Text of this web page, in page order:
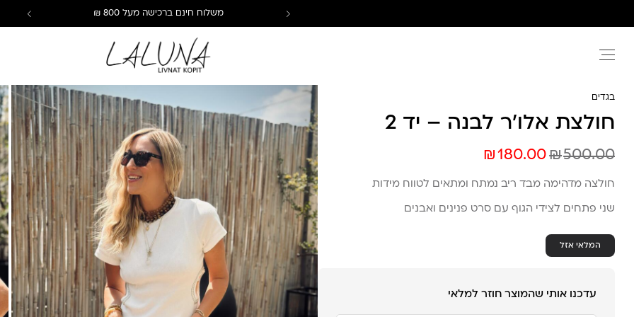
משלוח חינם ברכישה מעל 800 ₪
בגדים
חולצת אלו’ר לבנה – יד 2
₪180.00₪500.00
חולצה מדהימה מבד ריב נמתח ומתאים לטווח מידות
שני פתחים לצידי הגוף עם סרט פנינים ואבנים
המלאי אזל
עדכנו אותי שהמוצר חוזר למלאי